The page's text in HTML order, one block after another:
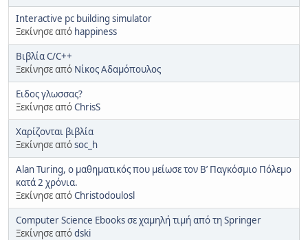
Interactive pc building simulator
Ξεκίνησε από happiness
Βιβλία C/C++
Ξεκίνησε από Νίκος Αδαμόπουλος
Ειδος γλωσσας?
Ξεκίνησε απόChrisS
Χαρίζονται βιβλία
Ξεκίνησε απόsoc_h
Alan Turing, ο μαθηματικός που μείωσε τον Β’ Παγκόσμιο Πόλεμο
κατά 2 χρόνια.
Ξεκίνησε απόChristodoulosl
Computer Science Ebooks σε χαμηλή τιμή από τη Springer
Ξεκίνησε απόdski